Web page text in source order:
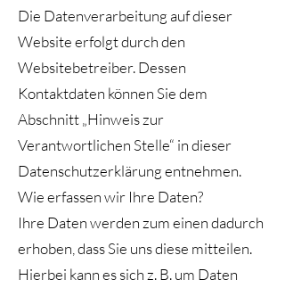
Die Datenverarbeitung auf dieser
Website erfolgt durch den
Websitebetreiber. Dessen
Kontaktdaten können Sie dem
Abschnitt „Hinweis zur
Verantwortlichen Stelle“ in dieser
Datenschutzerklärung entnehmen.
Wie erfassen wir Ihre Daten?
Ihre Daten werden zum einen dadurch
erhoben, dass Sie uns diese mitteilen.
Hierbei kann es sich z. B. um Daten